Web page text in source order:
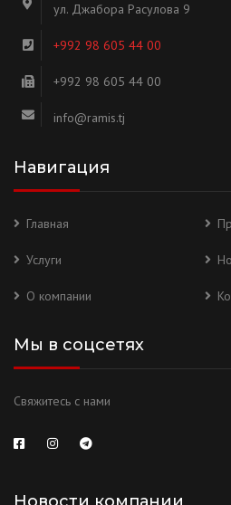
ул. Джабора Расулова 9
+992 98 605 44 00
+992 98 605 44 00
info@ramis.tj
Навигация
Главная
Услуги
О компании
Мы в соцсетях
Свяжитесь с нами